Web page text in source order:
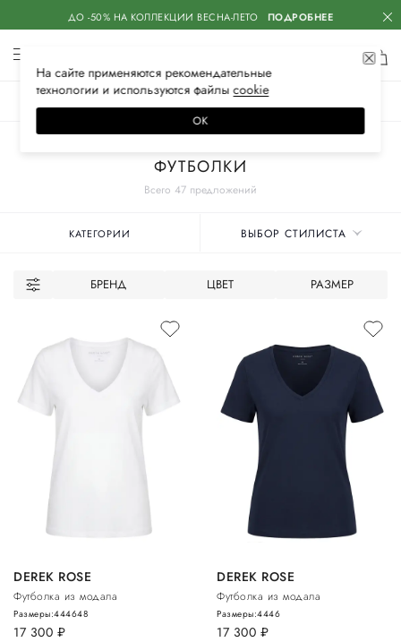
ДО -50% НА КОЛЛЕКЦИИ ВЕСНА-ЛЕТО ПОДРОБНЕЕ
Всего 47 предложений
ФУТБОЛКИ
КАТЕГОРИИ ВЫБОР СТИЛИСТА
БРЕНД ЦВЕТ РАЗМЕР
DEREK ROSE
Футболка из модала
17 300 руб.
Размеры:444648
DEREK ROSE
Футболка из модала
17 300 руб.
Размеры:4446
На сайте применяются рекомендательные
технологии и используются файлысооkiе
ОК